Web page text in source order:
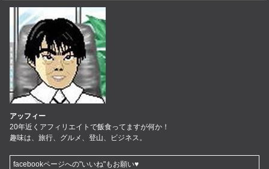
アッフィー
20年近くアフィリエイトで飯食ってますが何か！
趣味は、旅行、グルメ、登山、ビジネス。
facebookページへの"いいね"もお願い♥